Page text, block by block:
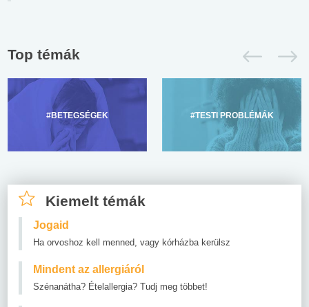
Top témák
#BETEGSÉGEK #TESTI PROBLÉMÁK
Kiemelt témák
Jogaid
Ha orvoshoz kell menned, vagy kórházba kerülsz
Mindent az allergiáról
Szénanátha? Ételallergia? Tudj meg többet!